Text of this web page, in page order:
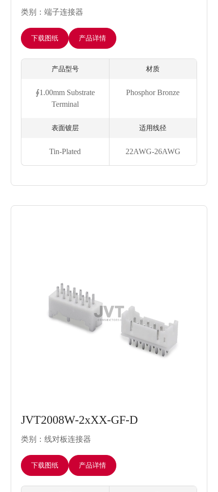
类别：端子连接器
下载图纸 产品详情
产品型号
∮1.00mm Substrate
Terminal
材质
Phosphor Bronze
表面镀层
Tin-Plated
适用线径
22AWG-26AWG
JVT2008W-2xXX-GF-D
类别：线对板连接器
下载图纸 产品详情